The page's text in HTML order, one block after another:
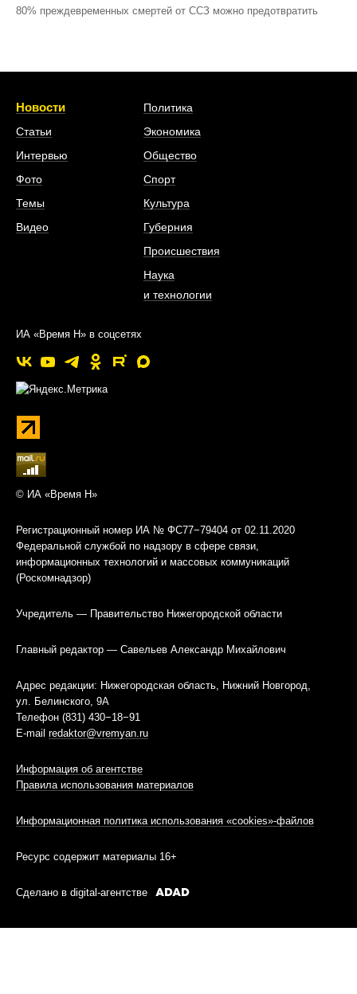
80% преждевременных смертей от ССЗ можно предотвратить
Новости
Статьи
Интервью
Фото
Темы
Видео
Политика
Экономика
Общество
Спорт
Культура
Губерния
Происшествия
Наука
и технологии
ИА «Время Н» в соцсетях
© ИА «Время Н»
Регистрационный номер ИА № ФС77−79404 от 02.11.2020
Федеральной службой по надзору в сфере связи,
информационных технологий и массовых коммуникаций
(Роскомнадзор)
Учредитель — Правительство Нижегородской области
Главный редактор — Савельев Александр Михайлович
Адрес редакции: Нижегородская область, Нижний Новгород,
ул. Белинского, 9А
Телефон (831) 430−18−91
E-mail redaktor@vremyan.ru
Информация об агентстве
Правила использования материалов
Информационная политика использования «cookies»-файлов
Ресурс содержит материалы 16+
Сделано в digital-агентстве